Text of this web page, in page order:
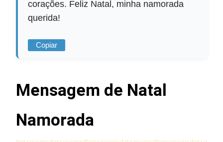
corações. Feliz Natal, minha namorada
querida!
Copiar
Mensagem de Natal
Namorada